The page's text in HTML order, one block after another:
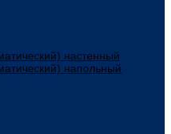
настенный
напольный